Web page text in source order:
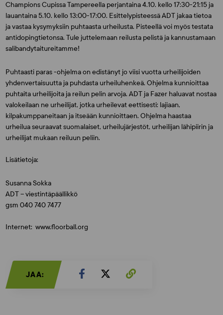
Champions Cupissa Tampereella perjantaina 4.10. kello 17:30-21:15 ja
lauantaina 5.10. kello 13:00-17:00. Esittelypisteessä ADT jakaa tietoa
ja vastaa kysymyksiin puhtaasta urheilusta. Pisteellä voi myös testata
antidopingtietonsa. Tule juttelemaan reilusta pelistä ja kannustamaan
salibandytaitureitamme!
Puhtaasti paras -ohjelma on edistänyt jo viisi vuotta urheilijoiden
yhdenvertaisuutta ja puhdasta urheiluhenkeä. Ohjelma kunnioittaa
puhtaita urheilijoita ja reilun pelin arvoja. ADT ja Fazer haluavat nostaa
valokeilaan ne urheilijat, jotka urheilevat eettisesti: lajiaan,
kilpakumppaneitaan ja itseään kunnioittaen. Ohjelma haastaa
urheilua seuraavat suomalaiset, urheilujärjestöt, urheilijan lähipiirin ja
urheilijat mukaan reiluun peliin.
Lisätietoja:
Susanna Sokka
ADT – viestintäpäällikkö
gsm 040 740 7477
Internet: www.floorball.org
JAA: